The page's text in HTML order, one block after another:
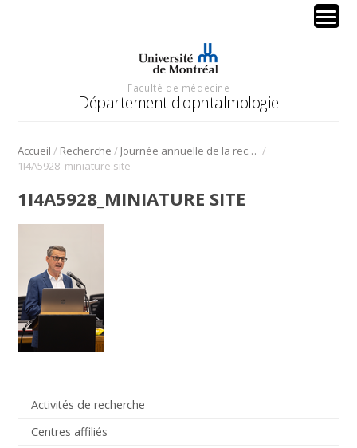
Faculté de médecine
Département d'ophtalmologie
Accueil / Recherche / Journée annuelle de la recherche en ophtalmologie de l’Université de Montréal /
1I4A5928_miniature site
Activités de recherche
Centres affiliés
1I4A5928_MINIATURE SITE